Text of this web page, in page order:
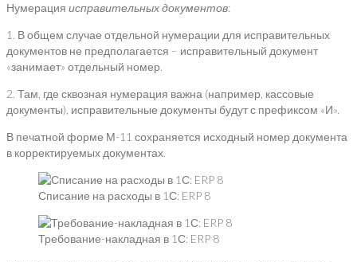
Нумерация исправительных документов:
1. В общем случае отдельной нумерации для исправительных
документов не предполагается – исправительный документ
«занимает» отдельный номер.
2. Там, где сквозная нумерация важна (например, кассовые
документы), исправительные документы будут с префиксом «И».
В печатной форме М-11 сохраняется исходный номер документа
в корректируемых документах.
Списание на расходы в 1С: ERP 8
Требование-накладная в 1С: ERP 8